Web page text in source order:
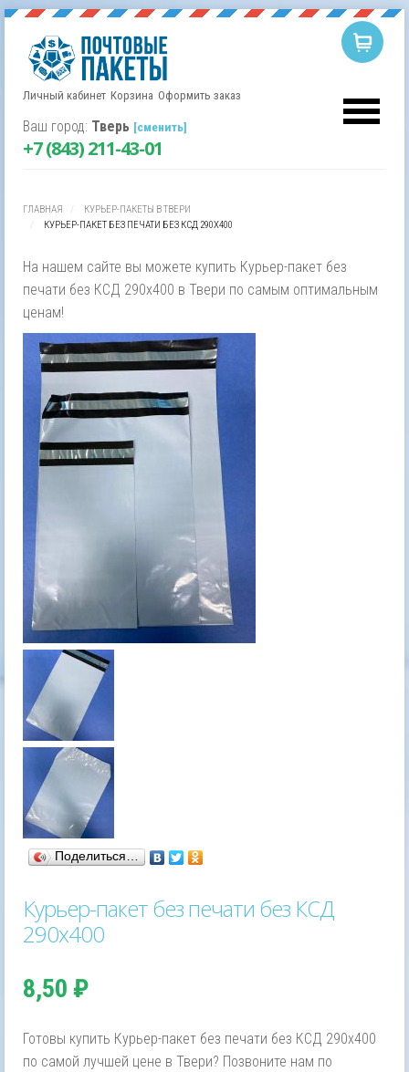
Личный кабинет Корзина Оформить заказ
Ваш город: Тверь [сменить]
+7 (843) 211-43-01
ГЛАВНАЯ
КУРЬЕР-ПАКЕТЫ В ТВЕРИ
КУРЬЕР-ПАКЕТ БЕЗ ПЕЧАТИ БЕЗ КСД 290Х400
На нашем сайте вы можете купить Курьер-пакет без
печати без КСД 290х400 в Твери по самым оптимальным
ценам!
Поделиться…
Курьер-пакет без печати без КСД
290х400
8,50 ₽
Готовы купить Курьер-пакет без печати без КСД 290х400
по самой лучшей цене в Твери? Позвоните нам по
Username